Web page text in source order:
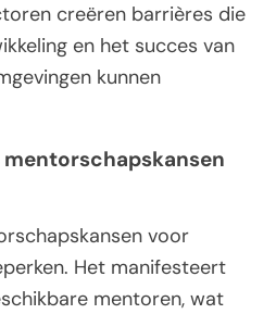
creëren barrières die
en het succes van
kunnen
mentorschapskansen
voor
Het manifesteert
mentoren, wat